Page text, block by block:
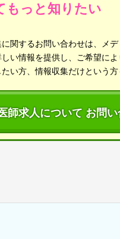
もっと知りたい
関するお問い合わせは、メ
い情報を提供し、ご希望に
い方、情報収集だけという方
師求人について お問